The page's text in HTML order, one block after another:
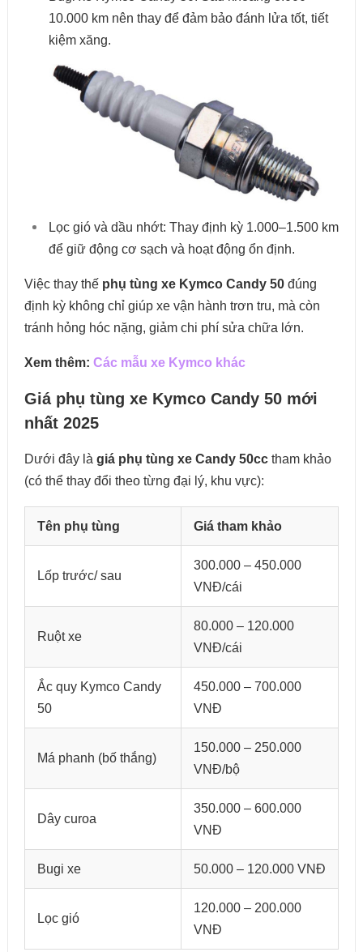
10.000 km nên thay để đảm bảo đánh lửa tốt, tiết
kiệm xăng.
Lọc gió và dầu nhớt: Thay định kỳ 1.000–1.500 km
để giữ động cơ sạch và hoạt động ổn định.
Việc thay thế phụ tùng xe Kymco Candy 50đúng
định kỳ không chỉ giúp xe vận hành trơn tru, mà còn
tránh hỏng hóc nặng, giảm chi phí sửa chữa lớn.
Xem thêm: Các mẫu xe Kymco khác
Giá phụ tùng xe Kymco Candy 50 mới
nhất 2025
Dưới đây là giá phụ tùng xe Candy 50cctham khảo
(có thể thay đổi theo từng đại lý, khu vực):
Tên phụ tùng Giá tham khảo
Lốp trước/ sau
300.000 – 450.000
VNĐ/cái
Ruột xe
80.000 – 120.000
VNĐ/cái
Ắc quy Kymco Candy
50
450.000 – 700.000
VNĐ
Má phanh (bố thắng)
150.000 – 250.000
VNĐ/bộ
Dây curoa
350.000 – 600.000
VNĐ
Bugi xe 50.000 – 120.000 VNĐ
Lọc gió
120.000 – 200.000
VNĐ